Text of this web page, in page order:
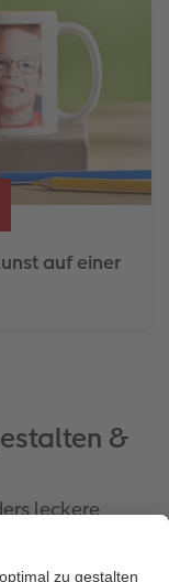
auf einer
&
leckere